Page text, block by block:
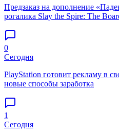
Предзаказ на дополнение
рогалика Slay the Spire: The
0
Сегодня
PlayStation готовит рекламу в
новые способы заработка
1
Сегодня